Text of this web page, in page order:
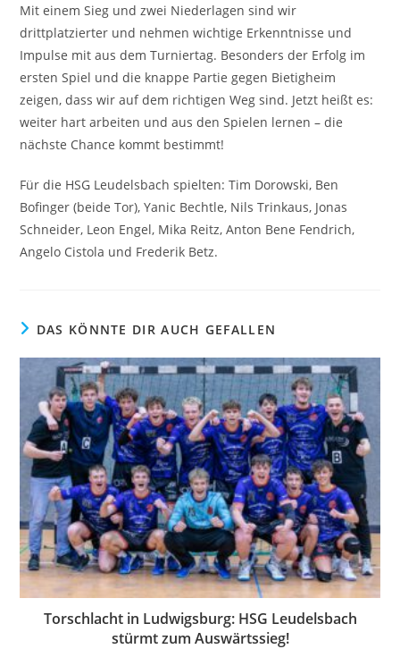
Mit einem Sieg und zwei Niederlagen sind wir
drittplatzierter und nehmen wichtige Erkenntnisse und
Impulse mit aus dem Turniertag. Besonders der Erfolg im
ersten Spiel und die knappe Partie gegen Bietigheim
zeigen, dass wir auf dem richtigen Weg sind. Jetzt heißt es:
weiter hart arbeiten und aus den Spielen lernen – die
nächste Chance kommt bestimmt!
Für die HSG Leudelsbach spielten: Tim Dorowski, Ben
Bofinger (beide Tor), Yanic Bechtle, Nils Trinkaus, Jonas
Schneider, Leon Engel, Mika Reitz, Anton Bene Fendrich,
Angelo Cistola und Frederik Betz.
DAS KÖNNTE DIR AUCH GEFALLEN
Torschlacht in Ludwigsburg: HSG Leudelsbach
stürmt zum Auswärtssieg!